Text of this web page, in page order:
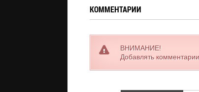
КОММЕНТАРИИ
ВНИМАНИЕ!
Добавлять